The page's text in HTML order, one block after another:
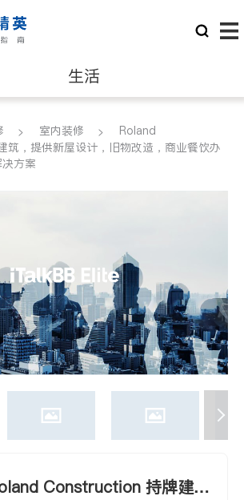
生活
律师
室内装修
Roland
，提供新屋设计，旧物改造，商业餐饮办
方案
Construction 持牌建